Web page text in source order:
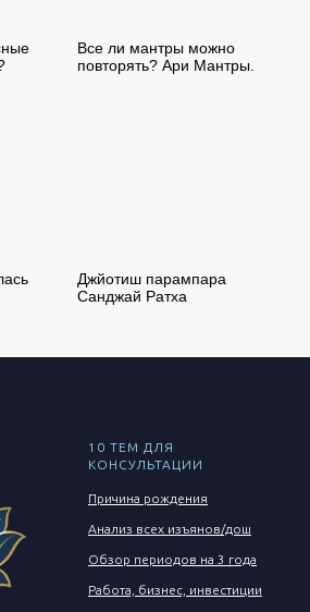
Все ли мантры можно
повторять? Ари Мантры.
Джйотиш парампара
Санджай Ратха
10 ТЕМ ДЛЯ
КОНСУЛЬТАЦИИ
Причина рождения
Анализ всех изъянов/дош
Обзор периодов на 3 года
Работа, бизнес, инвестиции